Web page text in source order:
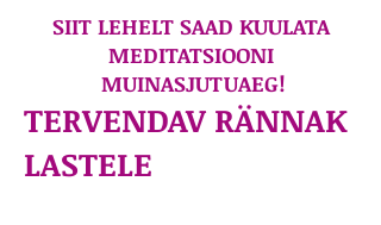
SIIT LEHELT SAAD KUULATA
MEDITATSIOONI
MUINASJUTUAEG!
TERVENDAV RÄNNAK
LASTELE